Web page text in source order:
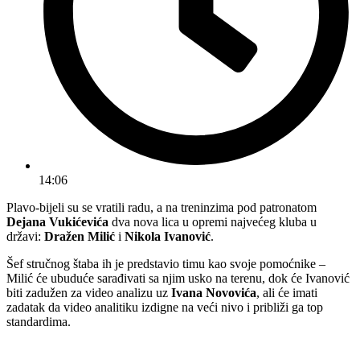
14:06
Plavo-bijeli su se vratili radu, a na treninzima pod patronatom
Dejana Vukićevića dva nova lica u opremi najvećeg kluba u
državi: Dražen Milić i Nikola Ivanović.
Šef stručnog štaba ih je predstavio timu kao svoje pomoćnike –
Milić će ubuduće sarađivati sa njim usko na terenu, dok će Ivanović
biti zadužen za video analizu uz Ivana Novovića, ali će imati
zadatak da video analitiku izdigne na veći nivo i približi ga top
standardima.